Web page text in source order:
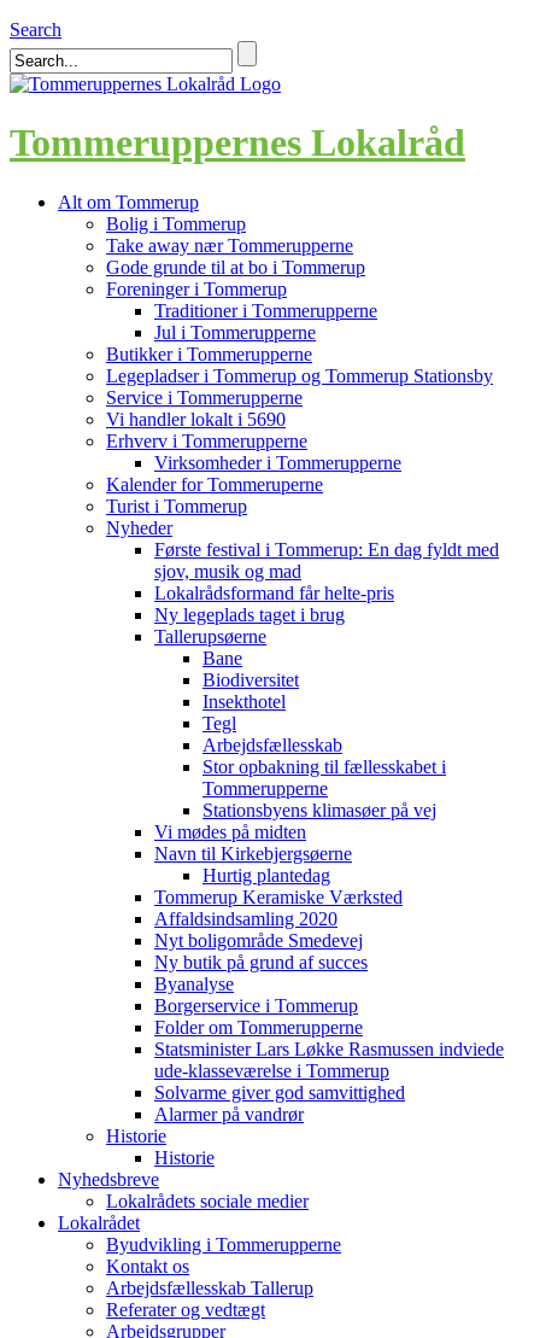
Search
Tommeruppernes Lokalråd
Alt om Tommerup
Bolig i Tommerup
Take away nær Tommerupperne
Gode grunde til at bo i Tommerup
Foreninger i Tommerup
Traditioner i Tommerupperne
Jul i Tommerupperne
Butikker i Tommerupperne
Legepladser i Tommerup og Tommerup Stationsby
Service i Tommerupperne
Vi handler lokalt i 5690
Erhverv i Tommerupperne
Virksomheder i Tommerupperne
Kalender for Tommeruperne
Turist i Tommerup
Nyheder
Første festival i Tommerup: En dag fyldt med
sjov, musik og mad
Lokalrådsformand får helte-pris
Ny legeplads taget i brug
Tallerupsøerne
Bane
Biodiversitet
Insekthotel
Tegl
Arbejdsfællesskab
Stor opbakning til fællesskabet i
Tommerupperne
Stationsbyens klimasøer på vej
Vi mødes på midten
Navn til Kirkebjergsøerne
Hurtig plantedag
Tommerup Keramiske Værksted
Affaldsindsamling 2020
Nyt boligområde Smedevej
Ny butik på grund af succes
Byanalyse
Borgerservice i Tommerup
Folder om Tommerupperne
Statsminister Lars Løkke Rasmussen indviede
ude-klasseværelse i Tommerup
Solvarme giver god samvittighed
Alarmer på vandrør
Historie
Historie
Nyhedsbreve
Lokalrådets sociale medier
Lokalrådet
Byudvikling i Tommerupperne
Kontakt os
Arbejdsfællesskab Tallerup
Referater og vedtægt
Arbejdsgrupper